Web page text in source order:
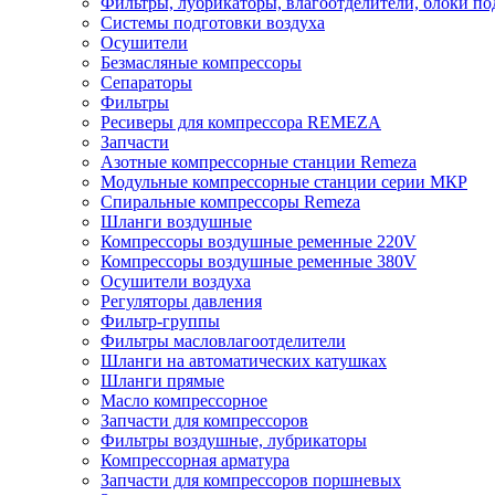
Системы подготовки воздуха
Осушители
Безмасляные компрессоры
Сепараторы
Фильтры
Ресиверы для компрессора REMEZA
Запчасти
Азотные компрессорные станции Remeza
Модульные компрессорные станции серии МКР
Спиральные компрессоры Remeza
Шланги воздушные
Компрессоры воздушные ременные 220V
Компрессоры воздушные ременные 380V
Осушители воздуха
Регуляторы давления
Фильтр-группы
Фильтры масловлагоотделители
Шланги на автоматических катушках
Шланги прямые
Масло компрессорное
Запчасти для компрессоров
Фильтры воздушные, лубрикаторы
Компрессорная арматура
Запчасти для компрессоров поршневых